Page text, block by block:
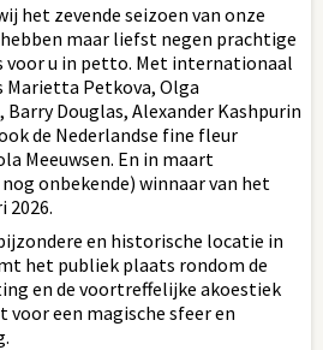
het zevende seizoen van onze
maar liefst negen prachtige
voor u in petto. Met internationaal
Marietta Petkova, Olga
Barry Douglas, Alexander Kashpurin
de Nederlandse fine fleur
Meeuwsen. En in maart
onbekende) winnaar van het
2026.
en historische locatie in
het publiek plaats rondom de
en de voortreffelijke akoestiek
voor een magische sfeer en